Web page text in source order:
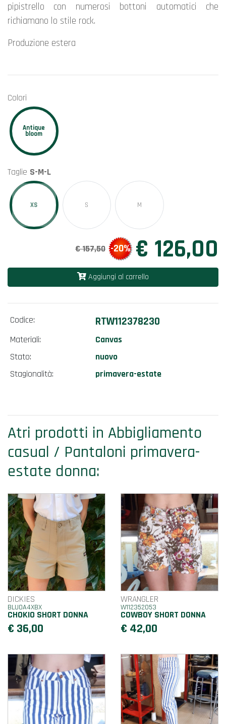
pipistrello con numerosi bottoni automatici che
richiamano lo stile rock.
Produzione estera
Colori
Antique
bloom
Taglie S-M-L
XS S M
€ 157,50 -20% € 126,00
Aggiungi al carrello
Codice: RTW112378230
Materiali:
Canvas
Stato:
nuovo
Stagionalità:
primavera-estate
Atri prodotti in Abbigliamento
casual / Pantaloni primavera-
estate donna:
DICKIES
BLU0A4XBX
CHOKIO SHORT DONNA
€ 36,00
WRANGLER
W112352053
COWBOY SHORT DONNA
€ 42,00